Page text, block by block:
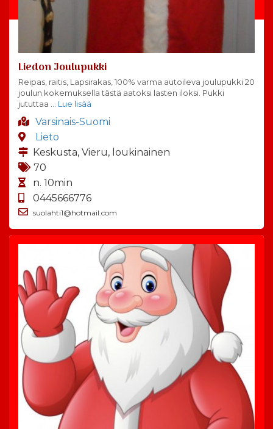
Liedon Joulupukki
Reipas, raitis, Lapsirakas, 100% varma autoileva joulupukki 20
joulun kokemuksella tästä aatoksi lasten iloksi. Pukki
jututtaa … Lue lisää
Varsinais-Suomi
Lieto
Keskusta, Vieru, loukinainen
70
n. 10min
0445666776
suolahti1@hotmail.com